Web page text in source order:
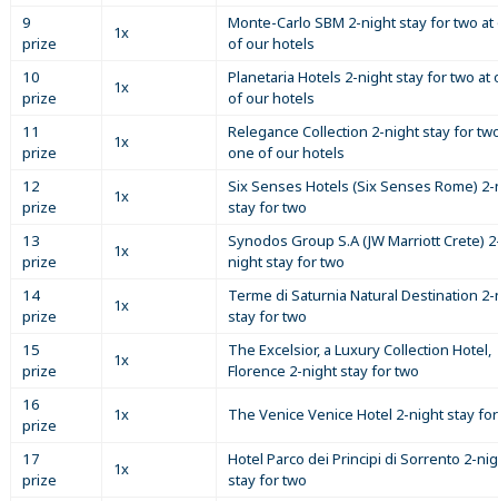
9
prize
1x
Monte-Carlo SBM 2-night stay for two
of our hotels
10
prize
1x
Planetaria Hotels 2-night stay for two at
of our hotels
11
prize
1x
Relegance Collection 2-night stay for
one of our hotels
12
prize
1x
Six Senses Hotels (Six Senses Rome)
stay for two
13
prize
1x
Synodos Group S.A (JW Marriott Crete)
night stay for two
14
prize
1x
Terme di Saturnia Natural Destination
stay for two
15
prize
1x
The Excelsior, a Luxury Collection Hotel,
Florence 2-night stay for two
16
prize
1x The Venice Venice Hotel 2-night stay
17
prize
1x
Hotel Parco dei Principi di Sorrento 2-
stay for two